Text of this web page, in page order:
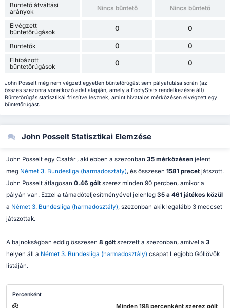
Büntető átváltási
arányok
Nincs bűntető Nincs bűntető
Elvégzett
büntetőrúgások
0 0
Büntetők 0 0
Elhibázott
büntetőrúgások
0 0
John Posselt még nem végzett egyetlen büntetőrúgást sem pályafutása során (az
összes szezonra vonatkozó adat alapján, amely a FootyStats rendelkezésre áll).
Büntetőrúgás statisztikái frissítve lesznek, amint hivatalos mérkőzésen elvégzett egy
büntetőrúgást.
John Posselt Statisztikai Elemzése
John Posselt egy Csatár , aki ebben a szezonban 35 mérkőzésen jelent
meg Német 3. Bundesliga (harmadosztály), és összesen 1581 precetjátszott.
John Posselt átlagosan 0.46 góltszerez minden 90 percben, amikor a
pályán van. Ezzel a támadóteljesítményével jelenleg 35 a 461 játékos közül
a Német 3. Bundesliga (harmadosztály), szezonban akik legalább 3 meccset
játszottak.
A bajnokságban eddig összesen 8 góltszerzett a szezonban, amivel a 3
helyen áll a Német 3. Bundesliga (harmadosztály) csapat Legjobb Góllövők
listáján.
Percenként